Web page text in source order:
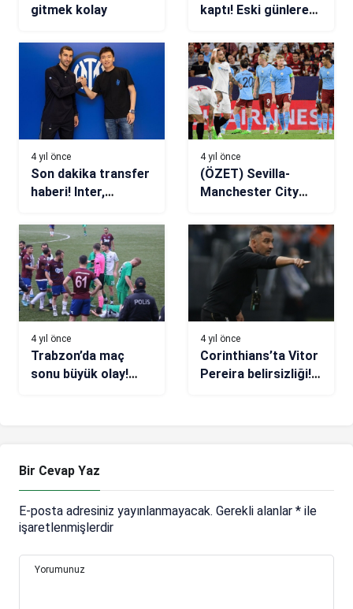
gitmek kolay
kaptı! Eski günlere
4 yıl önce
Son dakika transfer
haberi! Inter,
Mkhitaryan’la
sözleşme imzaladı
4 yıl önce
(ÖZET) Sevilla-
Manchester City
4 yıl önce
Trabzon’da maç
sonu büyük olay!
4 yıl önce
Corinthians’ta Vitor
Pereira belirsizliği!
Bir Cevap Yaz
E-posta adresiniz yayınlanmayacak. Gerekli alanlar * ile
işaretlenmişlerdir
Yorumunuz